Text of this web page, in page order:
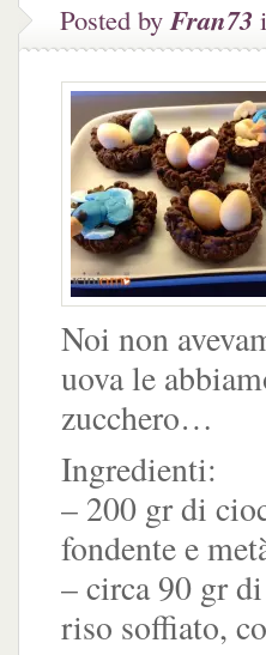
Posted byFran73
Noi non
uova le
zucchero…
Ingredienti:
– 200 gr di
fondente e
– circa 90 gr
riso soffiato,